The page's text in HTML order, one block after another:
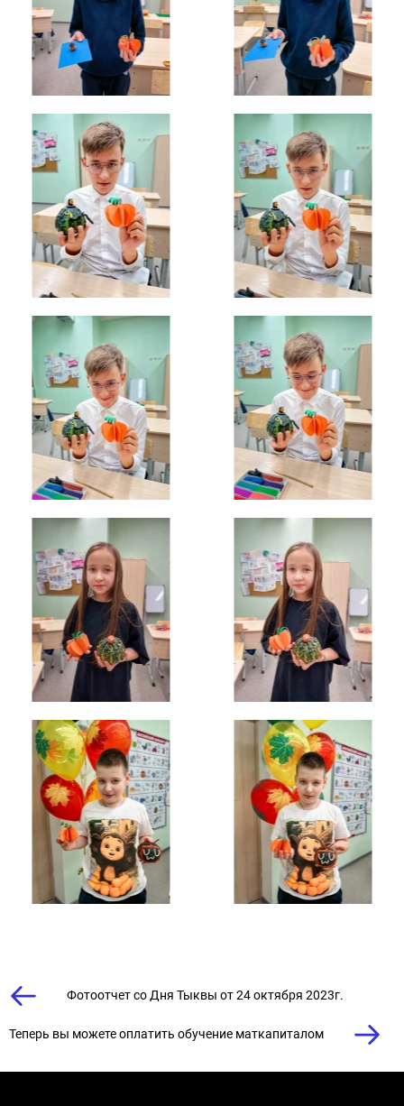
Фотоотчет со Дня Тыквы от 24 октября 2023г.
Теперь вы можете оплатить обучение маткапиталом